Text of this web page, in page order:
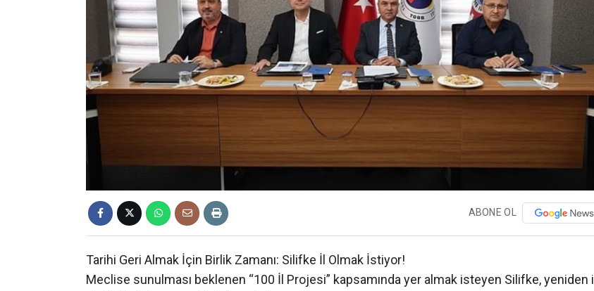
ABONE OL
Tarihi Geri Almak İçin Birlik Zamanı: Silifke İl Olmak İstiyor!
Meclise sunulması beklenen “100 İl Projesi” kapsamında yer almak isteyen Silifke, yeniden il